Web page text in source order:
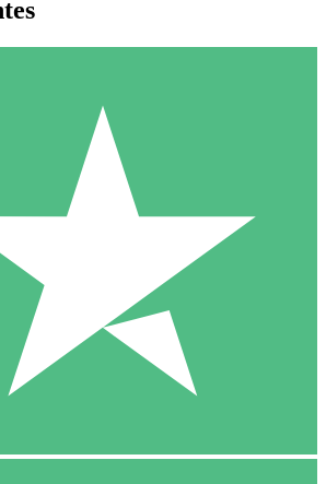
de Créditos Individuales
con créditos de descarga. Sin compromiso
10 00